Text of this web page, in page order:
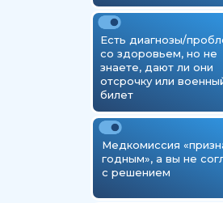
Есть диагнозы/
со здоровьем, но не
знаете, дают ли они
отсрочку или
билет
Медкомиссия
годным», а вы не
с решением